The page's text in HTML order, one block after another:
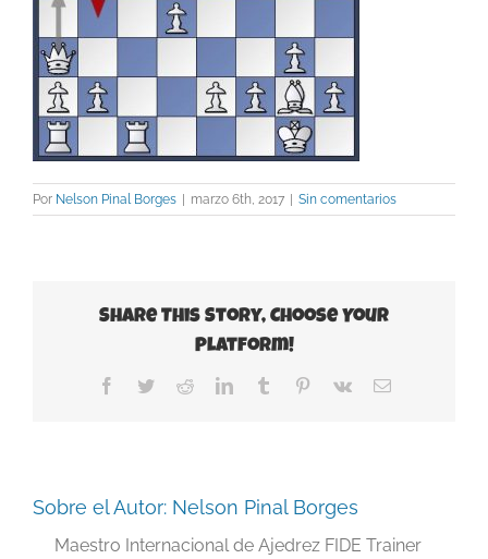
Por Nelson Pinal Borges | marzo 6th, 2017 | Sin comentarios
Share This Story, Choose Your
Platform!
Facebook
TwitterRedditLinkedInTumblr Pinterest
Vk
Correo
Sobre el Autor: Nelson Pinal Borges
Maestro Internacional de Ajedrez FIDE Trainer